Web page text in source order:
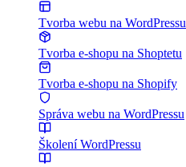
Tvorba webu na WordPressu
Tvorba e-shopu na Shoptetu
Tvorba e-shopu na Shopify
Správa webu na WordPressu
Školení WordPressu